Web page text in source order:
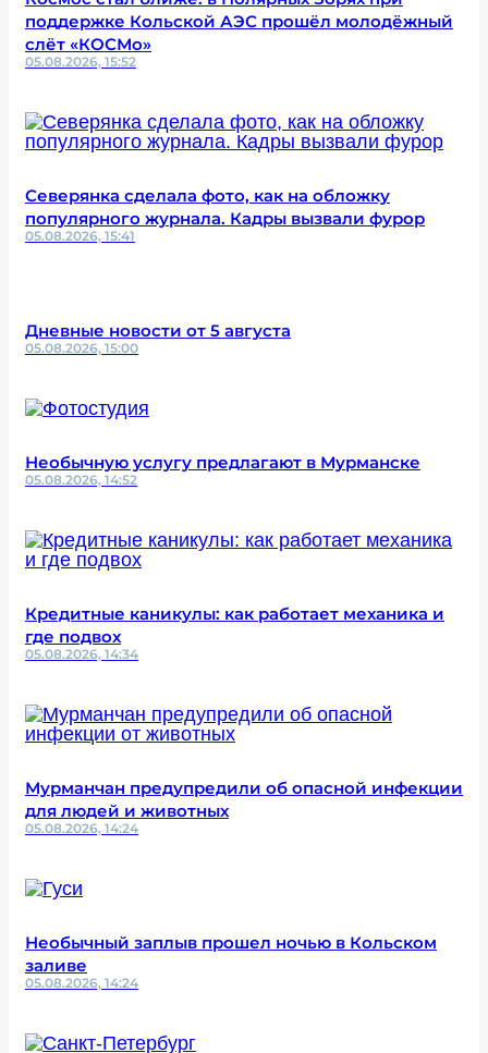
поддержке Кольской АЭС прошёл молодёжный
слёт «КОСМо»
05.08.2026, 15:52
Северянка сделала фото, как на обложку
популярного журнала. Кадры вызвали фурор
05.08.2026, 15:41
Дневные новости от 5 августа
05.08.2026, 15:00
Необычную услугу предлагают в Мурманске
05.08.2026, 14:52
Кредитные каникулы: как работает механика и
где подвох
05.08.2026, 14:34
Мурманчан предупредили об опасной инфекции
для людей и животных
05.08.2026, 14:24
Необычный заплыв прошел ночью в Кольском
заливе
05.08.2026, 14:24